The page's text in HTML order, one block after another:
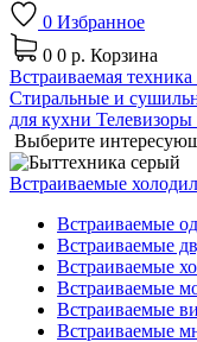
0 Избранное
0 0 р. Корзина
Встраиваемая техника
Стиральные и
для кухни Телевизоры
Выберите
Встраиваемые
Встраиваемые
Встраиваемые
Встраиваемые
Встраиваемые
Встраиваемые
Встраиваемые